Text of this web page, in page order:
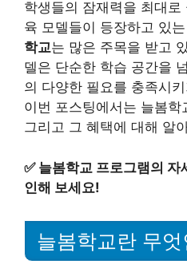
학생들의 잠재력을 최대
육 모델들이 등장하고 있
학교는 많은 주목을 받고
델은 단순한 학습 공간을
의 다양한 필요를 충족시
이번 포스팅에서는 늘봄
그리고 그 혜택에 대해 알
✅ 늘봄학교 프로그램의 자
인해 보세요!
늘봄학교란 무